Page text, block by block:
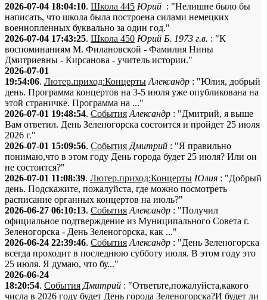
2026-07-04 18:04:10. Школа 445 Юрий : "Нелишне было бы
написать, что школа была построена силами немецких
военнопленных буквально за один год."
2026-07-04 17:43:25. Школа 450 Юрий Б. 1973 г.в. : "К
воспоминаниям М. Филановской - Фамилия Нины
Дмитриевны - Кирсанова - учитель истории."
2026-07-01
19:54:06. Лютер.приход:Концерты Александр : "Юлия, добрый
день. Программа концертов на 3-5 июля уже опубликована на
этой страничке. Программа на ..."
2026-07-01 19:48:54. События Александр : "Дмитрий, я выше
Вам ответил. День Зеленогорска состоится и пройдет 25 июля
2026 г."
2026-07-01 15:09:56. События Дмитрий : "Я правильно
понимаю,что в этом году День города будет 25 июля? Или он
не состоится?"
2026-07-01 11:08:39. Лютер.приход:Концерты Юлия : "Добрый
день. Подскажите, пожалуйста, где можно посмотреть
расписание органных концертов на июль?"
2026-06-27 06:10:13. События Александр : "Получил
официальное подтверждение из Муниципального Совета г.
Зеленогорска - День Зеленогорска, как ..."
2026-06-24 22:39:46. События Александр : "День Зеленогорска
всегда проходит в последнюю субботу июля. В этом году это
25 июля. Я думаю, что бу..."
2026-06-24
18:20:54. События Дмитрий : "Ответьте,пожалуйста,какого
числа в 2026 году будет День города Зеленогорска?И будет ли